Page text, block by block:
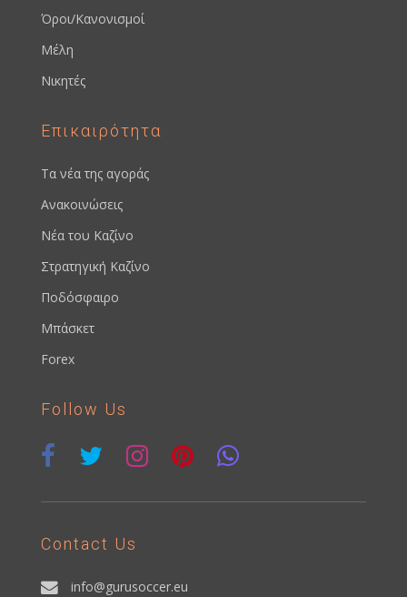
Όροι/Κανονισμοί
Μέλη
Νικητές
Επικαιρότητα
Τα νέα της αγοράς
Ανακοινώσεις
Νέα του Καζίνο
Στρατηγική Καζίνο
Ποδόσφαιρο
Μπάσκετ
Forex
Follow Us
Contact Us
info@gurusoccer.eu